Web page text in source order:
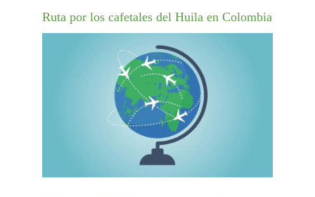
Ruta por los cafetales del Huila en Colombia